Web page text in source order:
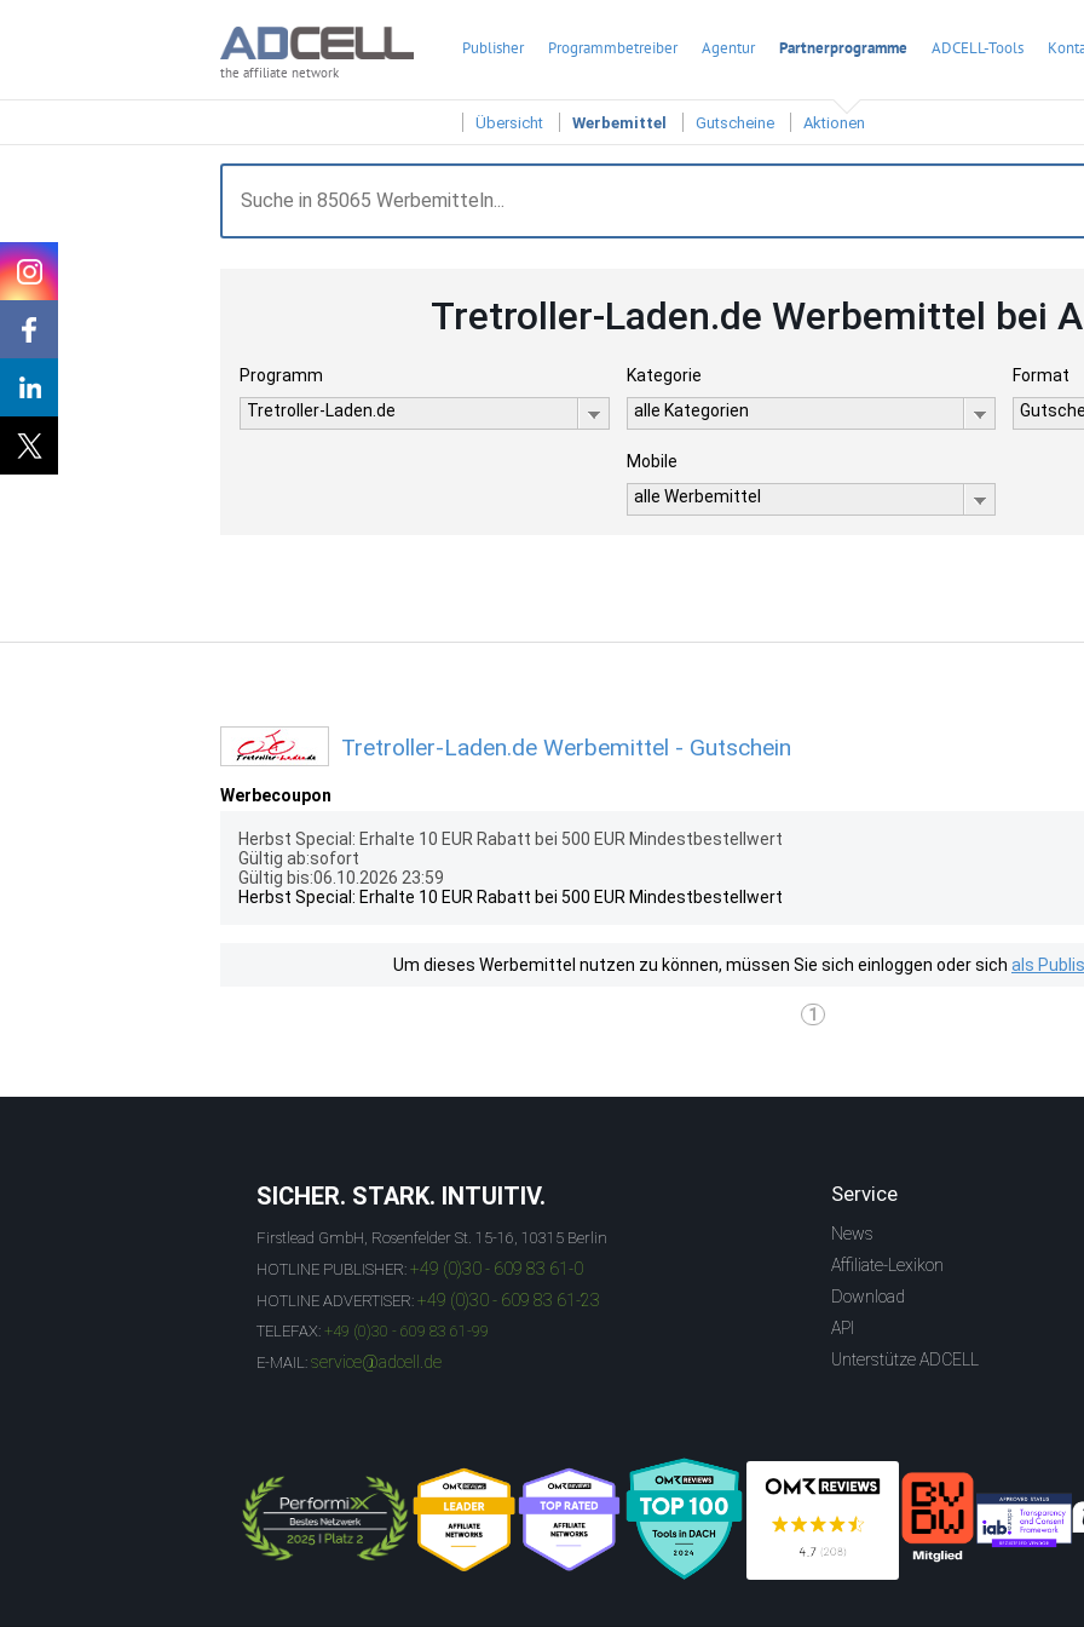
the affiliate network
Publisher Programmbetreiber Agentur Partnerprogramme ADCELL-Tools
Übersicht Werbemittel Gutscheine Aktionen
Tretroller-Laden.de Werbemittel bei
Programm
Tretroller-Laden.de
Kategorie
alle Kategorien
Format
Mobile
alle Werbemittel
Tretroller-Laden.de Werbemittel - Gutschein
Werbecoupon
Herbst Special: Erhalte 10 EUR Rabatt bei 500 EUR Mindestbestellwert
Gültig ab:sofort
Gültig bis:06.10.2026 23:59
Herbst Special: Erhalte 10 EUR Rabatt bei 500 EUR Mindestbestellwert
Um dieses Werbemittel nutzen zu können, müssen Sie sich einloggen oder sich als
1
SICHER. STARK. INTUITIV.
Firstlead GmbH, Rosenfelder St. 15-16, 10315 Berlin
HOTLINE PUBLISHER: +49 (0)30 - 609 83 61-0
HOTLINE ADVERTISER: +49 (0)30 - 609 83 61-23
TELEFAX: +49 (0)30 - 609 83 61-99
E-MAIL: service@adcell.de
Service
News
Affiliate-Lexikon
Download
API
Unterstütze ADCELL